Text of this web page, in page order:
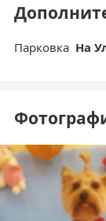
Парковка На